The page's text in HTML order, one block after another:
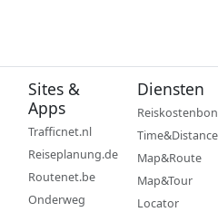
Sites &
Apps
Trafficnet.nl
Reiseplanung.de
Routenet.be
Onderweg
Diensten
Reiskostenbon
Time&Distance
Map&Route
Map&Tour
Locator